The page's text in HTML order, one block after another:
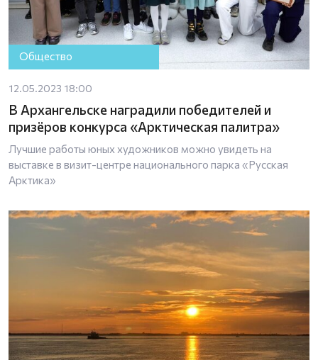
Общество
12.05.2023 18:00
В Архангельске наградили победителей и
призёров конкурса «Арктическая палитра»
Лучшие работы юных художников можно увидеть на
выставке в визит-центре национального парка «Русская
Арктика»